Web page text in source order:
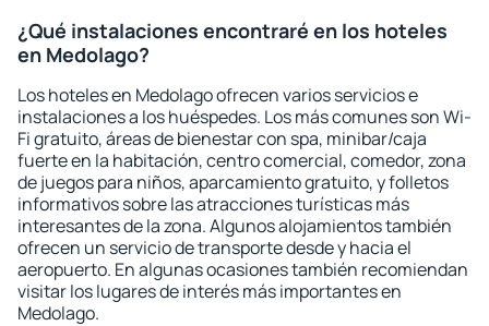
¿Qué instalaciones encontraré en los hoteles
en Medolago?
Los hoteles en Medolago ofrecen varios servicios e
instalaciones a los huéspedes. Los más comunes son Wi-
Fi gratuito, áreas de bienestar con spa, minibar/caja
fuerte en la habitación, centro comercial, comedor, zona
de juegos para niños, aparcamiento gratuito, y folletos
informativos sobre las atracciones turísticas más
interesantes de la zona. Algunos alojamientos también
ofrecen un servicio de transporte desde y hacia el
aeropuerto. En algunas ocasiones también recomiendan
visitar los lugares de interés más importantes en
Medolago.